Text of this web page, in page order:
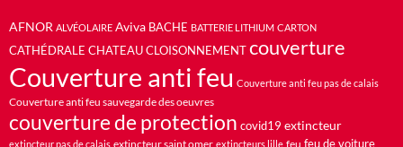
AFNOR ALVÉOLAIRE Aviva BACHE BATTERIE LITHIUM CARTON
CATHÉDRALE CHATEAU CLOISONNEMENT couverture
Couverture anti feu Couverture anti feu pas de calais
Couverture anti feu sauvegarde des oeuvres
couverture de protection covid19 extincteur
extincteur pas de calais extincteur saint omer extincteurs lille feu feu de voiture